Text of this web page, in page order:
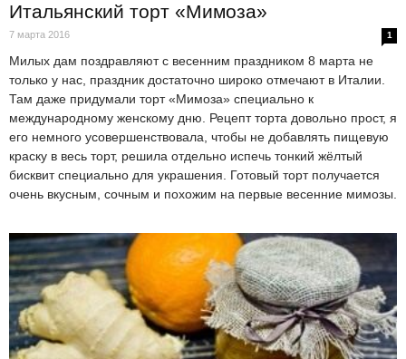
Итальянский торт «Мимоза»
7 марта 2016 1
Милых дам поздравляют с весенним праздником 8 марта не
только у нас, праздник достаточно широко отмечают в Италии.
Там даже придумали торт «Мимоза» специально к
международному женскому дню. Рецепт торта довольно прост, я
его немного усовершенствовала, чтобы не добавлять пищевую
краску в весь торт, решила отдельно испечь тонкий жёлтый
бисквит специально для украшения. Готовый торт получается
очень вкусным, сочным и похожим на первые весенние мимозы.